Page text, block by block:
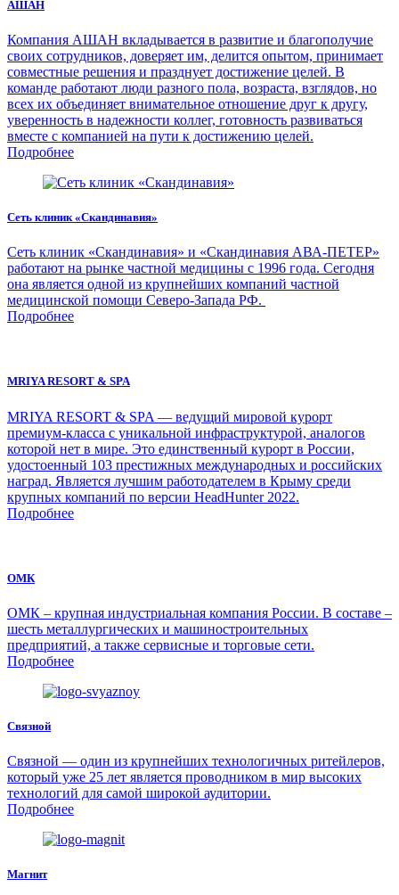
АШАН
Компания АШАН вкладывается в развитие и благополучие
своих сотрудников, доверяет им, делится опытом, принимает
совместные решения и празднует достижение целей. В
команде работают люди разного пола, возраста, взглядов, но
всех их объединяет внимательное отношение друг к другу,
уверенность в надежности коллег, готовность развиваться
вместе с компанией на пути к достижению целей.
Подробнее
Сеть клиник «Скандинавия»
Сеть клиник «Скандинавия» и «Скандинавия АВА-ПЕТЕР»
работают на рынке частной медицины с 1996 года. Сегодня
она является одной из крупнейших компаний частной
медицинской помощи Северо-Запада РФ.
Подробнее
MRIYA RESORT & SPA
MRIYA RESORT & SPA — ведущий мировой курорт
премиум-класса с уникальной инфраструктурой, аналогов
которой нет в мире. Это единственный курорт в России,
удостоенный 103 престижных международных и российских
наград. Является лучшим работодателем в Крыму среди
крупных компаний по версии HeadHunter 2022.
Подробнее
ОМК
ОМК – крупная индустриальная компания России. В составе –
шесть металлургических и машиностроительных
предприятий, а также сервисные и торговые сети.
Подробнее
Связной
Связной — один из крупнейших технологичных ритейлеров,
который уже 25 лет является проводником в мир высоких
технологий для самой широкой аудитории.
Подробнее
Магнит